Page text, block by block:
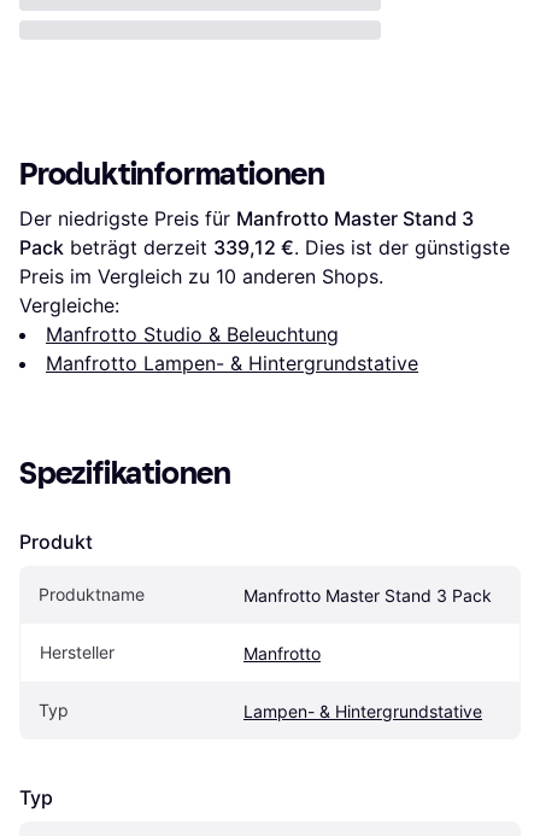
Produktinformationen
Der niedrigste Preis für Manfrotto Master Stand 3
Pack beträgt derzeit 339,12 €. Dies ist der günstigste
Preis im Vergleich zu 10 anderen Shops.
Vergleiche:
Manfrotto Studio & Beleuchtung
Manfrotto Lampen- & Hintergrundstative
Spezifikationen
Produkt
Produktname Manfrotto Master Stand 3 Pack
Hersteller Manfrotto
Typ Lampen- & Hintergrundstative
Typ